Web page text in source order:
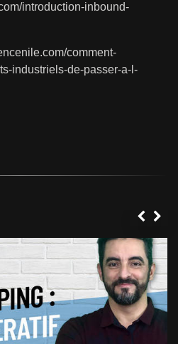
introduction-inbound-
comment-
industriels-de-passer-a-l-